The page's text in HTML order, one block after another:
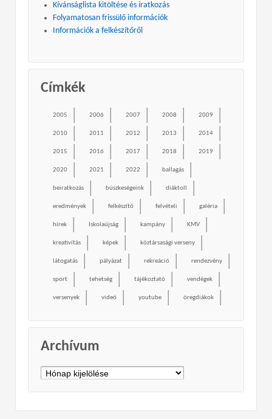
Kívánságlista kitöltése és iratkozás
Folyamatosan frissülő információk
Információk a felkészítőről
Címkék
2005 2006 2007 2008 2009
2010 2011 2012 2013 2014
2015 2016 2017 2018 2019
2020 2021 2022 ballagás
beiratkozás büszkeségeink diáktoll
eredmények felkészítő felvételi galéria
hírek Iskolaújság kampány KMV
kreativítás képek köztársasági verseny
látogatás pályázat rekreáció rendezvény
sport tehetség tájékoztató vendégek
versenyek videó youtube öregdiákok
Archívum
Archívum